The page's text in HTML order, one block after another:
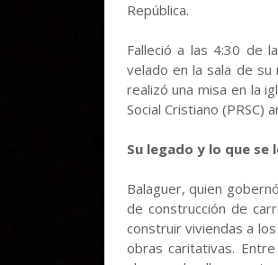
República.
Falleció a las 4:30 de
velado en la sala de su
realizó una misa en la
Social Cristiano
Su legado y lo que
Balaguer, quien
de construcción de
construir viviendas a
obras caritativas.